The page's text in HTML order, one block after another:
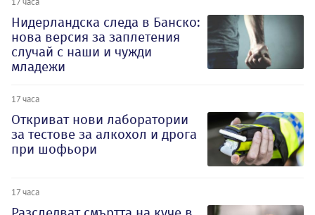
Нидерландска следа в Банско:
нова версия за заплетения
случай с наши и чужди
младежи
17 часа
Откриват нови лаборатории
за тестове за алкохол и дрога
при шофьори
17 часа